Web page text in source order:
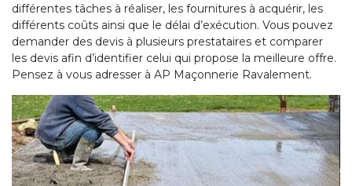
différentes tâches à réaliser, les fournitures à acquérir, les
différents coûts ainsi que le délai d’exécution. Vous pouvez
demander des devis à plusieurs prestataires et comparer
les devis afin d’identifier celui qui propose la meilleure offre.
Pensez à vous adresser à AP Maçonnerie Ravalement.